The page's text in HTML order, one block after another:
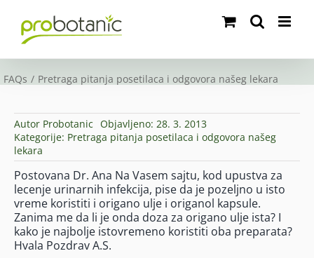
content
FAQs Pretraga pitanja posetilaca i odgovora našeg lekara
Autor Probotanic Objavljeno: 28. 3. 2013
Kategorije: Pretraga pitanja posetilaca i odgovora našeg
lekara
Postovana Dr. Ana Na Vasem sajtu, kod upustva za
lecenje urinarnih infekcija, pise da je pozeljno u isto
vreme koristiti i origano ulje i origanol kapsule.
Zanima me da li je onda doza za origano ulje ista? I
kako je najbolje istovremeno koristiti oba preparata?
Hvala Pozdrav A.S.